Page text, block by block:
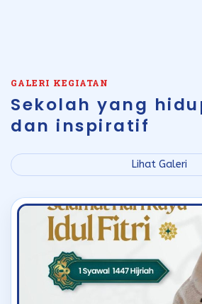
GALERI KEGIATAN
Sekolah yang
dan inspiratif
Lihat Galeri